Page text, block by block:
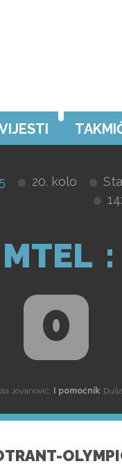
20. kolo
:
0
Jovanović, I pomoćnik: